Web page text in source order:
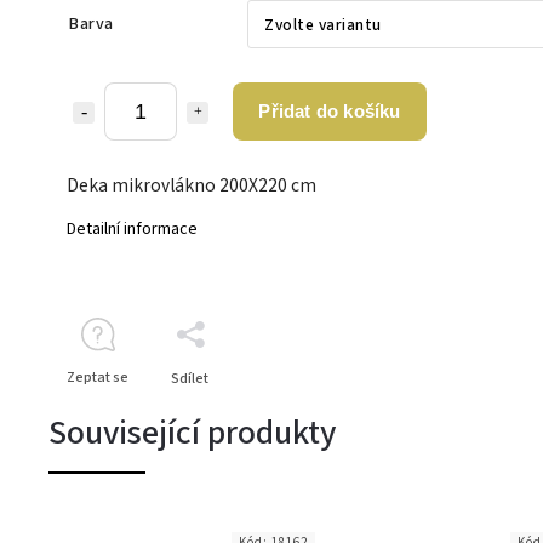
Barva
Přidat do košíku
Deka mikrovlákno 200X220 cm
Detailní informace
Zeptat se Sdílet
Související produkty